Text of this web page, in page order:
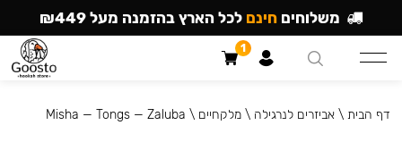
דף הבית \אביזרים לנרגילה \מלקחיים \
Misha — Tongs — Zaluba
משלוחים חינם לכל הארץ בהזמנה מעל ₪449
1